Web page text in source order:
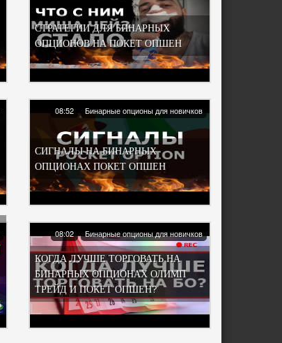
СТРАТЕГИИ ДЛЯ БИНАРНЫХ
ОПЦИОНОВ НА ПОКЕТ ОПШЕН
08:52 Бинарные опционы для новичков
СИГНАЛЫ НА БИНАРНЫХ
ОПЦИОНАХ ПОКЕТ ОПШЕН
08:02 Бинарные опционы для новичков
КОГДА ЛУЧШЕ ТОРГОВАТЬ НА
БИНАРНЫХ ОПЦИОНАХ ОЛИМП
ТРЕЙД И ПОКЕТ ОПШЕН?